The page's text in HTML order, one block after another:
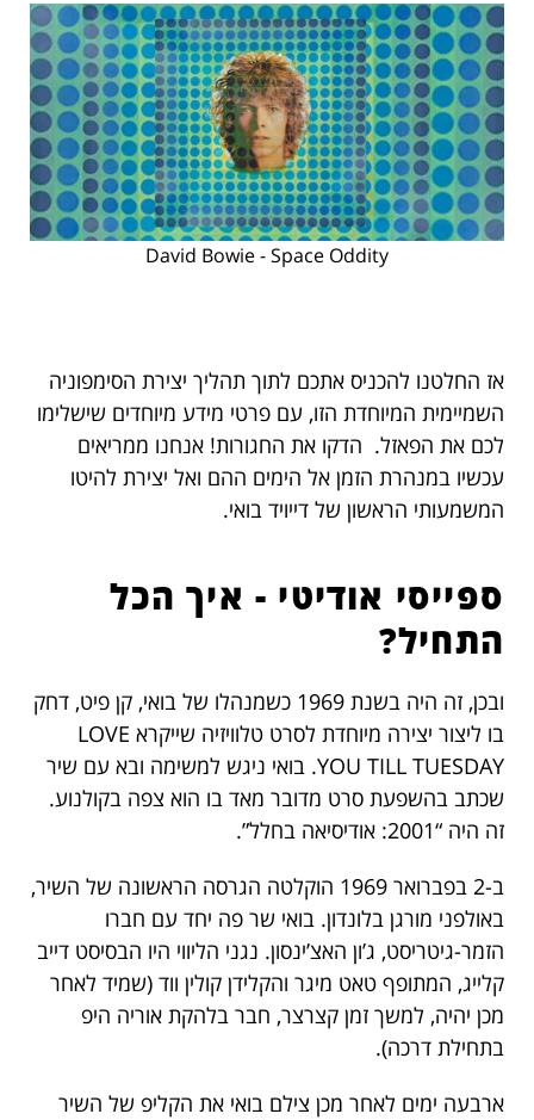
David Bowie - Space Oddity
אז החלטנו להכניס אתכם לתוך תהליך יצירת הסימפוניה
השמיימית המיוחדת הזו, עם פרטי מידע מיוחדים שישלימו
לכם את הפאזל. הדקו את החגורות! אנחנו ממריאים
עכשיו במנהרת הזמן אל הימים ההם ואל יצירת להיטו
המשמעותי הראשון של דייויד בואי.
ספייסי אודיטי - איך הכל
התחיל?
ובכן, זה היה בשנת 1969 כשמנהלו של בואי, קן פיט, דחק
בו ליצור יצירה מיוחדת לסרט טלוויזיה שייקרא LOVE
YOU TILL TUESDAY. בואי ניגש למשימה ובא עם שיר
שכתב בהשפעת סרט מדובר מאד בו הוא צפה בקולנוע.
זה היה “2001: אודיסיאה בחלל”.
ב-2 בפברואר 1969 הוקלטה הגרסה הראשונה של השיר,
באולפני מורגן בלונדון. בואי שר פה יחד עם חברו
הזמר-גיטריסט, ג’ון האצ’ינסון. נגני הליווי היו הבסיסט דייב
קלייג, המתופף טאט מיגר והקלידן קולין ווד (שמיד לאחר
מכן יהיה, למשך זמן קצרצר, חבר בלהקת אוריה היפ
בתחילת דרכה).
ארבעה ימים לאחר מכן צילם בואי את הקליפ של השיר